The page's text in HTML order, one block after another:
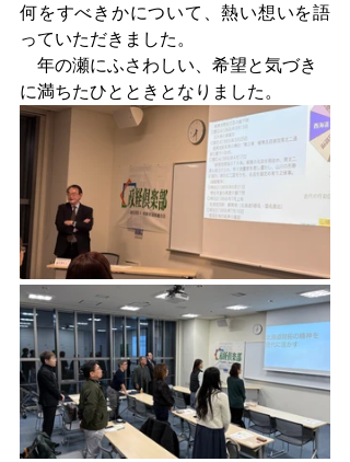
何をすべきかについて、熱い想いを語
っていただきました。
年の瀬にふさわしい、希望と気づき
に満ちたひとときとなりました。